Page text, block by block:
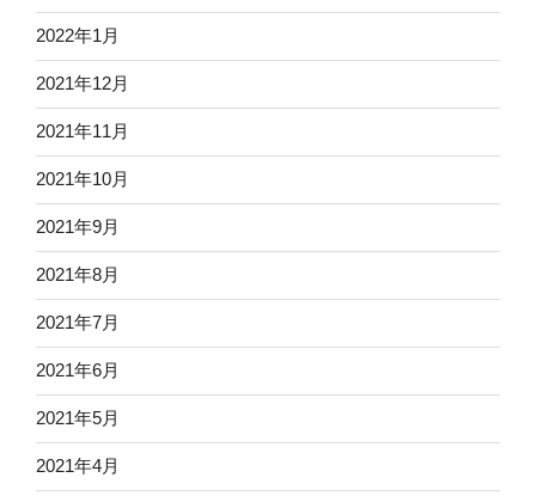
2022年1月
2021年12月
2021年11月
2021年10月
2021年9月
2021年8月
2021年7月
2021年6月
2021年5月
2021年4月